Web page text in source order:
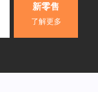
新零售
了解更多